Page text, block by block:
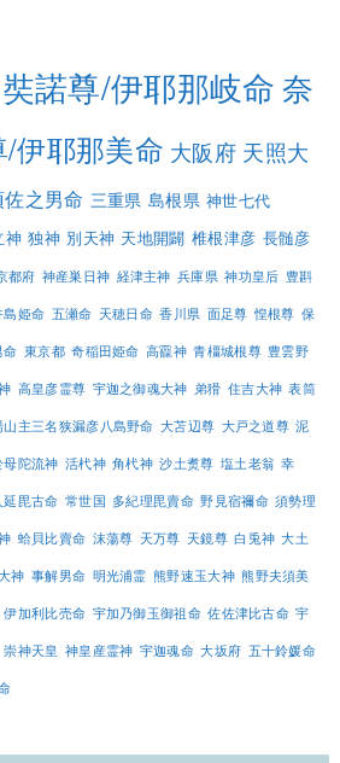
諾尊/伊耶那岐命 奈
伊耶那美命 大阪府 天照大
之男命 三重県 島根県 神世七代
神 独神 別天神 天地開闢 椎根津彦 長髄彦
都府 神産巣日神 経津主神 兵庫県 神功皇后 豊斟
島姫命 五瀬命 天穂日命 香川県 面足尊 惶根尊 保
命 東京都 奇稲田姫命 高龗神 青橿城根尊 豊雲野
高皇彦霊尊 宇迦之御魂大神 弟猾 住吉大神 表筒
山主三名狭漏彦八島野命 大苫辺尊 大戸之道尊 泥
母陀流神 活杙神 角杙神 沙土煑尊 塩土老翁 幸
延毘古命 常世国 多紀理毘賣命 野見宿禰命 須勢理
蛤貝比賣命 沫蕩尊 天万尊 天鏡尊 白兎神 大土
神 事解男命 明光浦霊 熊野速玉大神 熊野夫須美
伊加利比売命 宇加乃御玉御祖命 佐佐津比古命 宇
崇神天皇 神皇産霊神 宇迦魂命 大坂府 五十鈴媛命